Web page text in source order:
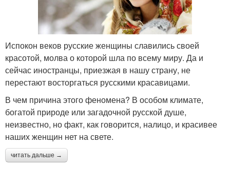
Испокон веков русские женщины славились своей
красотой, молва о которой шла по всему миру. Да и
сейчас иностранцы, приезжая в нашу страну, не
перестают восторгаться русскими красавицами.
В чем причина этого феномена? В особом климате,
богатой природе или загадочной русской душе,
неизвестно, но факт, как говорится, налицо, и красивее
наших женщин нет на свете.
читать дальше →